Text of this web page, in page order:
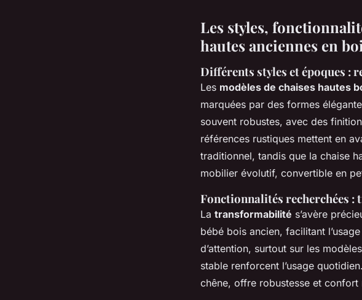
Les styles,
hautes anciennes en
Différents styles et époques :
Les modèles de chaises hautes
marquées par des formes
souvent robustes, avec des
références rustiques mettent en
traditionnel, tandis que la chaise
mobilier évolutif, convertible en
Fonctionnalités recherchées
La transformabilité s’avère
bébé bois ancien, facilitant
d’attention, surtout sur les
stable renforcent l’usage
chêne, offre robustesse et confort